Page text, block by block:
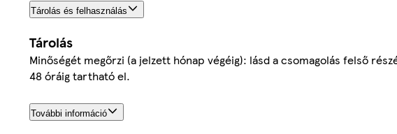
Tárolás és felhasználás
Tárolás
Minőségét megőrzi (a jelzett hónap végéig): lásd a csomagolás felső
48 óráig tartható el.
További információ